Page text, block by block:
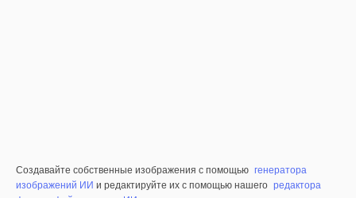
Создавайте собственные изображения с помощью генератора
изображений ИИ и редактируйте их с помощью нашего редактора